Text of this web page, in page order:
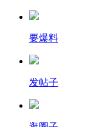
要爆料
发帖子